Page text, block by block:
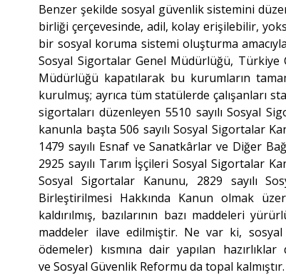
Benzer şekilde sosyal güvenlik sistemini
birliği çerçevesinde, adil, kolay erişilebilir,
bir sosyal koruma sistemi oluşturma
Sosyal Sigortalar Genel Müdürlüğü, Türkiye
Müdürlüğü kapatılarak bu kurumların
kurulmuş; ayrıca tüm statülerde çalışanları
sigortaları düzenleyen 5510 sayılı Sosyal
kanunla başta 506 sayılı Sosyal Sigortalar
1479 sayılı Esnaf ve Sanatkârlar ve Diğer
2925 sayılı Tarım İşçileri Sosyal Sigortalar
Sosyal Sigortalar Kanunu, 2829 sayılı
Birleştirilmesi Hakkında Kanun olmak
kaldırılmış, bazılarının bazı maddeleri
maddeler ilave edilmiştir. Ne var ki,
ödemeler) kısmına dair yapılan
ve Sosyal Güvenlik Reformu da topal kalmıştır.